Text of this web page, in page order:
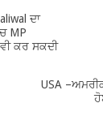
ਦਾ
MP
ਕਰ ਸਕਦੀ
USA